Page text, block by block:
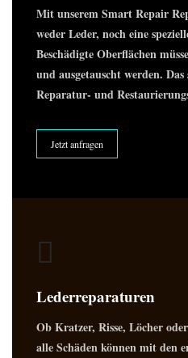
Mit unserem Smart Repair
weder Leder, noch eine
Beschädigte Oberflächen
und ausgetauscht werden.
Reparatur- und
Jetzt anfragen
Lederreparaturen
Ob Kratzer, Risse, Löcher
alle Schäden können mit den